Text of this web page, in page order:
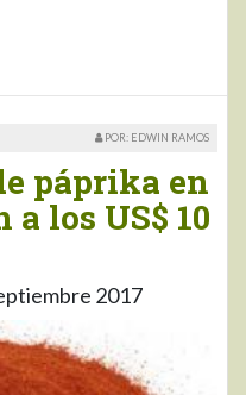
POR: EDWIN RAMOS
páprika en
los US$ 10
2017